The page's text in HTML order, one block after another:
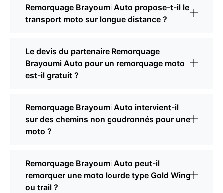
Remorquage Brayoumi Auto propose-t-il le
transport moto sur longue distance ?
Le devis du partenaire Remorquage
Brayoumi Auto pour un remorquage moto
est-il gratuit ?
Remorquage Brayoumi Auto intervient-il
sur des chemins non goudronnés pour une
moto ?
Remorquage Brayoumi Auto peut-il
remorquer une moto lourde type Gold Wing
ou trail ?